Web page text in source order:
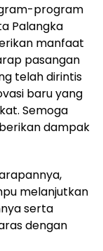
program
Palangka
manfaat
pasangan
telah dirintis
baru yang
Semoga
dampak
melanjutkan
serta
dengan